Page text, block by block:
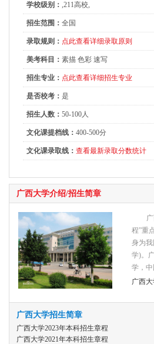
学校级别： ,211高校,
招生范围： 全国
录取规则： 点此查看详细录取原则
美考科目： 素描 色彩 速写
招生专业： 点此查看详细招生专业
是否校考： 是
招生人数： 50-100人
文化课提档线： 400-500分
文化课录取线： 查看最新录取分数统计
广西大学介绍/招生简章
程”重
身为
学)。
学，中
广西
广西大学招生简章
广西大学2023年本科招生章程
广西大学2021年本科招生章程